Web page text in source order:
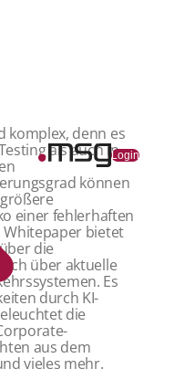
Login
komplex, denn es
als auch in
können
einer fehlerhaften
Whitepaper bietet
die
über aktuelle
Es
durch KI-
die
aus dem
vieles mehr.